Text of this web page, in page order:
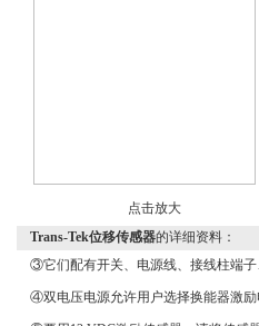
点击放大
Trans-Tek位移传感器的详细资料：
③它们配有开关、电源线、接线柱端
④双电压电源允许用户选择换能器激励